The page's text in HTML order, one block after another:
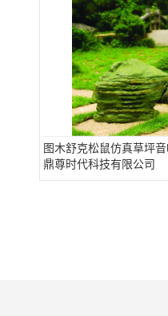
图木舒克松鼠仿真草坪
鼎尊时代科技有限公司